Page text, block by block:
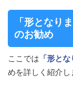
「形となり
のお勧め
ここでは 「形とな
めを詳しく紹介し